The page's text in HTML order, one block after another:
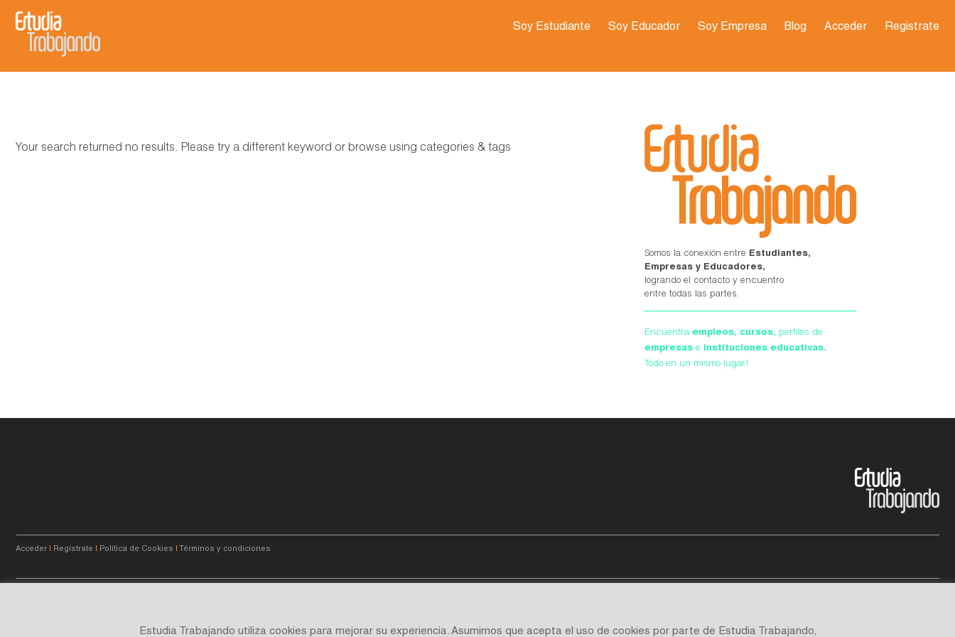
Soy Estudiante Soy Educador Soy Empresa Blog Acceder Registrate
Your search returned no results. Please try a different keyword or browse using categories & tags
Somos la conexión entre Estudiantes,
Empresas y Educadores,
logrando el contacto y encuentro
entre todas las partes.
Encuentra empleos, cursos, perfiles de
empresas e instituciones educativas.
Todo en un mismo lugar!
Acceder | Registrate | Política de Cookies | Términos y condiciones
Estudia Trabajando utiliza cookies para mejorar su experiencia. Asumimos que acepta el uso de cookies por parte de Estudia Trabajando,